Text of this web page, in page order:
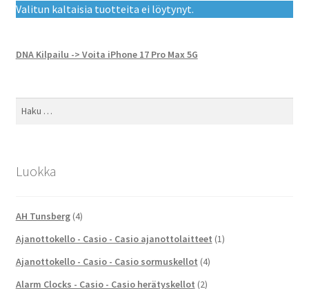
Valitun kaltaisia tuotteita ei löytynyt.
DNA Kilpailu -> Voita iPhone 17 Pro Max 5G
Haku:
Luokka
AH Tunsberg (4)
Ajanottokello - Casio - Casio ajanottolaitteet (1)
Ajanottokello - Casio - Casio sormuskellot (4)
Alarm Clocks - Casio - Casio herätyskellot (2)